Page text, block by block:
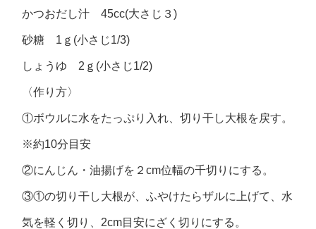
かつおだし汁 45cc(大さじ３)
砂糖 1ｇ(小さじ1/3)
しょうゆ 2ｇ(小さじ1/2)
〈作り方〉
①ボウルに水をたっぷり入れ、切り干し大根を戻す。
※約10分目安
②にんじん・油揚げを２cm位幅の千切りにする。
③①の切り干し大根が、ふやけたらザルに上げて、水
気を軽く切り、2cm目安にざく切りにする。